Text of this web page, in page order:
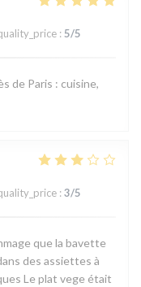
: 5/5
de Paris : cuisine,
: 3/5
que la bavette
des assiettes à
Le plat vege était